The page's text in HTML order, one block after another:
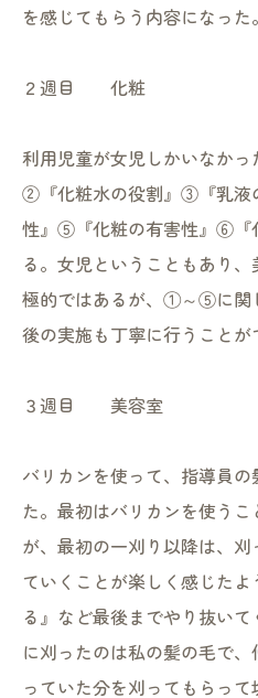
を感じてもらう内容になった。
２週目 化粧
利用児童が女児しかいなか
②『化粧水の役割』③『乳液
性』⑤『化粧の有害性』⑥『
る。女児ということもあり
極的ではあるが、①～⑤に関
後の実施も丁寧に行うことが
３週目 美容室
バリカンを使って、指導員
た。最初はバリカンを使う
が、最初の一刈り以降は、
ていくことが楽しく感じた
る』など最後までやり抜い
に刈ったのは私の髪の毛で
っていた分を刈ってもらっ